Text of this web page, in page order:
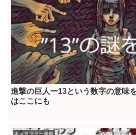
進撃の巨人ー13という数字の意味
はここにも
キャラクター考察